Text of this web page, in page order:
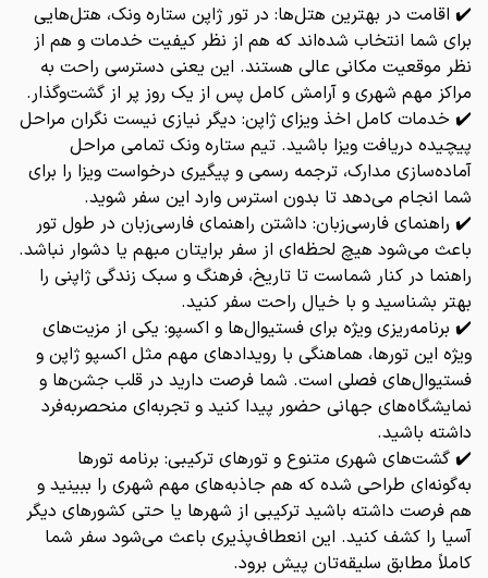
✔️ اقامت در بهترین هتل‌ها: در تور ژاپن ستاره ونک، هتل‌هایی
برای شما انتخاب شده‌اند که هم از نظر کیفیت خدمات و هم از
نظر موقعیت مکانی عالی هستند. این یعنی دسترسی راحت به
مراکز مهم شهری و آرامش کامل پس از یک روز پر از گشت‌وگذار.
✔️ خدمات کامل اخذ ویزای ژاپن: دیگر نیازی نیست نگران مراحل
پیچیده دریافت ویزا باشید. تیم ستاره ونک تمامی مراحل
آماده‌سازی مدارک، ترجمه رسمی و پیگیری درخواست ویزا را برای
شما انجام می‌دهد تا بدون استرس وارد این سفر شوید.
✔️ راهنمای فارسی‌زبان: داشتن راهنمای فارسی‌زبان در طول تور
باعث می‌شود هیچ لحظه‌ای از سفر برایتان مبهم یا دشوار نباشد.
راهنما در کنار شماست تا تاریخ، فرهنگ و سبک زندگی ژاپنی را
بهتر بشناسید و با خیال راحت سفر کنید.
✔️ برنامه‌ریزی ویژه برای فستیوال‌ها و اکسپو: یکی از مزیت‌های
ویژه این تورها، هماهنگی با رویدادهای مهم مثل اکسپو ژاپن و
فستیوال‌های فصلی است. شما فرصت دارید در قلب جشن‌ها و
نمایشگاه‌های جهانی حضور پیدا کنید و تجربه‌ای منحصر‌به‌فرد
داشته باشید.
✔️ گشت‌های شهری متنوع و تورهای ترکیبی: برنامه تورها
به‌گونه‌ای طراحی شده که هم جاذبه‌های مهم شهری را ببینید و
هم فرصت داشته باشید ترکیبی از شهرها یا حتی کشورهای دیگر
آسیا را کشف کنید. این انعطاف‌پذیری باعث می‌شود سفر شما
کاملاً مطابق سلیقه‌تان پیش برود.